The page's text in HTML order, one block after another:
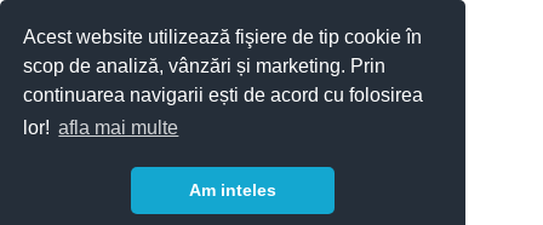
Acest website utilizează fişiere de tip cookie în
scop de analiză, vânzări și marketing. Prin
continuarea navigarii ești de acord cu folosirea
lor! afla mai multe
Am inteles